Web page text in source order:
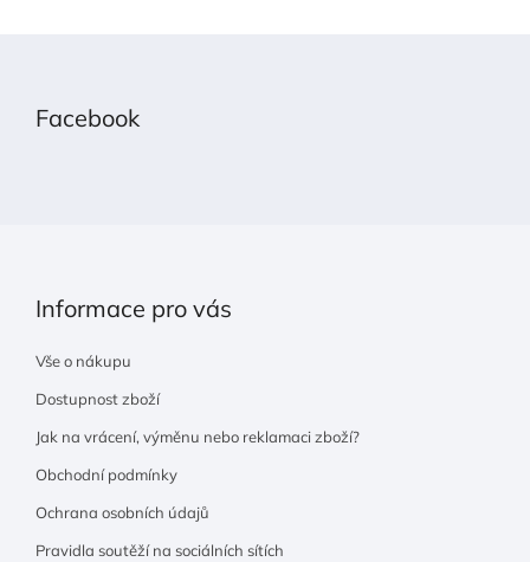
Facebook
Informace pro vás
Vše o nákupu
Dostupnost zboží
Jak na vrácení, výměnu nebo reklamaci zboží?
Obchodní podmínky
Ochrana osobních údajů
Pravidla soutěží na sociálních sítích